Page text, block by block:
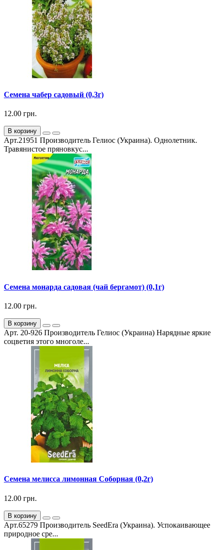
Семена чабер садовый (0,3г)
12.00 грн.
В корзину
Арт.21951 Производитель Гелиос (Украина). Однолетник.
Травянистое пряновкус...
Семена монарда садовая (чай бергамот) (0,1г)
12.00 грн.
В корзину
Арт. 20-926 Производитель Гелиос (Украина) Нарядные яркие
соцветия этого многоле...
Семена мелисса лимонная Соборная (0,2г)
12.00 грн.
В корзину
Арт.65279 Производитель SeedEra (Украина). Успокаивающее
природное сре...